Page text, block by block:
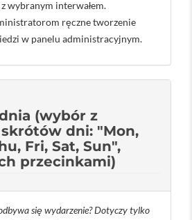
wybranym interwałem.
ręczne tworzenie
w panelu administracyjnym.
(wybór z
dni: "Mon,
Fri, Sat, Sun",
przecinkami)
się wydarzenie? Dotyczy tylko